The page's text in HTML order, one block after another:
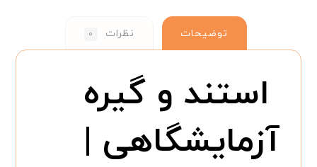
توضیحات نظرات ۰
استند و گیره
آزمایشگاهی |